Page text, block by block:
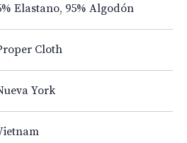
Elastano, 95% Algodón
Cloth
York